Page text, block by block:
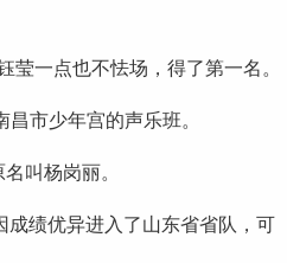
一点也不怯场，得了第一名。
市少年宫的声乐班。
叫杨岗丽。
绩优异进入了山东省省队，可